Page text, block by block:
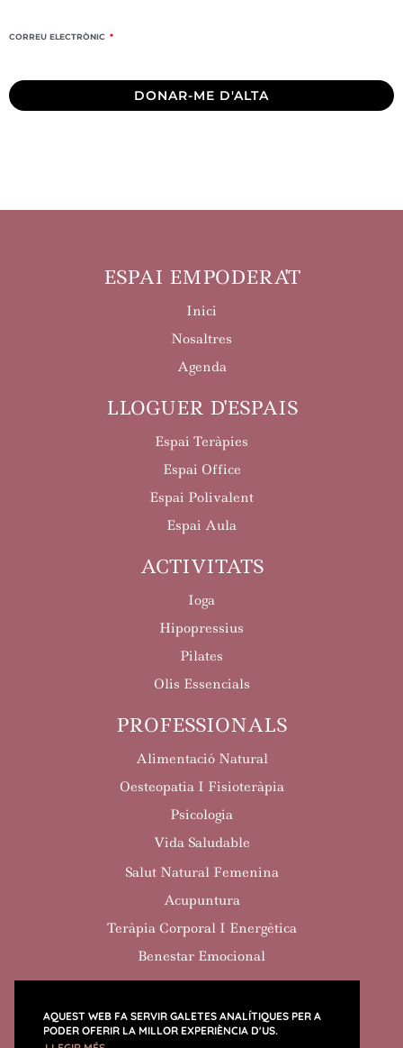
AQUEST WEB FA SERVIR GALETES ANALÍTIQUES PER A
PODER OFERIR LA MILLOR EXPERIÈNCIA D'US.
CORREU ELECTRÒNIC
DONAR-ME D'ALTA
ESPAI EMPODERA'T
Inici
Nosaltres
Agenda
LLOGUER D'ESPAIS
Espai Teràpies
Espai Office
Espai Polivalent
Espai Aula
ACTIVITATS
Ioga
Hipopressius
Pilates
Olis Essencials
PROFESSIONALS
Alimentació Natural
Oesteopatia I Fisioteràpia
Psicologia
Vida Saludable
Salut Natural Femenina
Acupuntura
Teràpia Corporal I Energètica
Benestar Emocional
POLÍTICA DE COOKIESPOLÍTICA DE PRIVACITAT